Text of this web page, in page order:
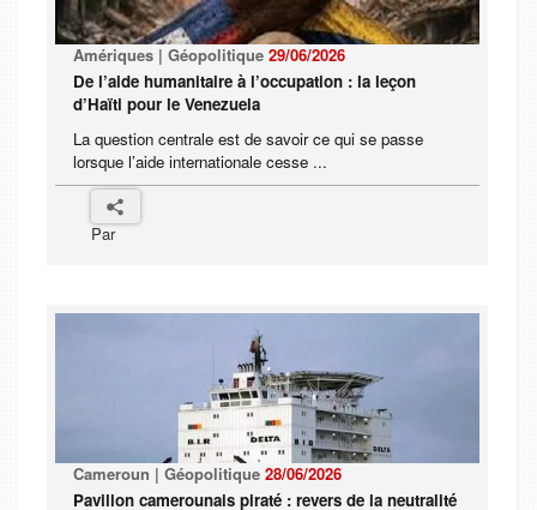
Amériques | Géopolitique 29/06/2026
De l’aide humanitaire à l’occupation : la leçon
d’Haïti pour le Venezuela
La question centrale est de savoir ce qui se passe
lorsque l’aide internationale cesse ...
Par
Cameroun | Géopolitique 28/06/2026
Pavillon camerounais piraté : revers de la neutralité